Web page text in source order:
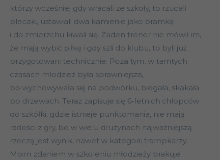
którzy wcześniej gdy wracali ze szkoły, to rzucali
plecaki, ustawiali dwa kamienie jako bramkę
i do zmierzchu kiwali się. Żaden trener nie mówił im,
że mają wybić piłkę i gdy szli do klubu, to byli już
przygotowani technicznie. Poza tym, w tamtych
czasach młodzież była sprawniejsza,
bo wychowywała się na podwórku, biegała, skakała
po drzewach. Teraz zapisuje się 6-letnich chłopców
do szkółki, gdzie istnieje punktomania, nie mają
radości z gry, bo w wielu drużynach najważniejszą
rzeczą jest wynik, nawet w kategorii trampkarzy.
Moim zdaniem w szkoleniu młodzieży brakuje